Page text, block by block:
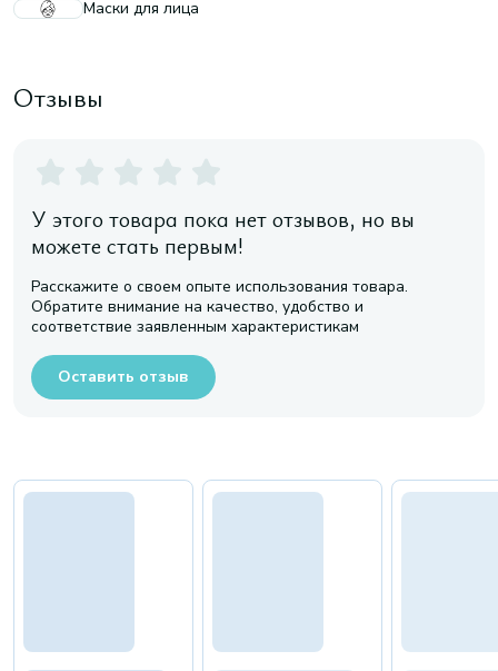
Маски для лица
Отзывы
У этого товара пока нет отзывов, но вы
можете стать первым!
Расскажите о своем опыте использования товара.
Обратите внимание на качество, удобство и
соответствие заявленным характеристикам
Оставить отзыв